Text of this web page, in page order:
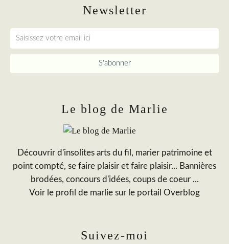
Newsletter
Le blog de Marlie
Découvrir d'insolites arts du fil, marier patrimoine et
point compté, se faire plaisir et faire plaisir... Bannières
brodées, concours d'idées, coups de coeur ...
Voir le profil de marlie sur le portail Overblog
Suivez-moi